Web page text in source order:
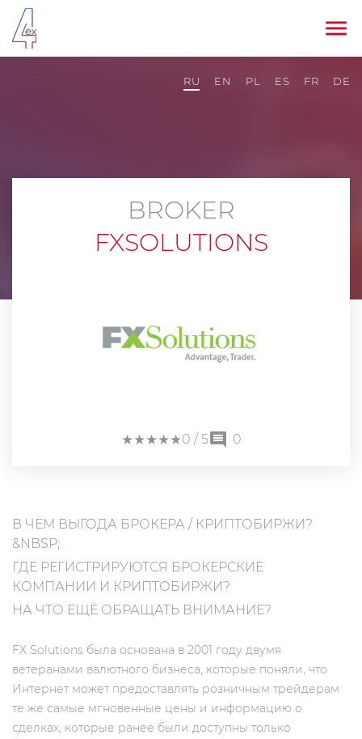
RU EN PL ES FR DE
BROKER
FXSOLUTIONS
★★
★★
★★
★★
★★
0 / 5 0
В ЧЁМ ВЫГОДА БРОКЕРА / КРИПТОБИРЖИ?
&NBSP;
ГДЕ РЕГИСТРИРУЮТСЯ БРОКЕРСКИЕ
КОМПАНИИ И КРИПТОБИРЖИ?
НА ЧТО ЕЩЁ ОБРАЩАТЬ ВНИМАНИЕ?
FX Solutions была основана в 2001 году двумя
ветеранами валютного бизнеса, которые поняли, что
Интернет может предоставлять розничным трейдерам
те же самые мгновенные цены и информацию о
сделках, которые ранее были доступны только